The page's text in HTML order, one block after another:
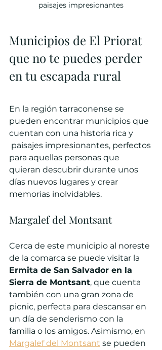
paisajes impresionantes
Municipios de El Priorat
que no te puedes perder
en tu escapada rural
En la región tarraconense se
pueden encontrar municipios que
cuentan con una historia rica y
paisajes impresionantes, perfectos
para aquellas personas que
quieran descubrir durante unos
días nuevos lugares y crear
memorias inolvidables.
Margalef del Montsant
Cerca de este municipio al noreste
de la comarca se puede visitar la
Ermita de San Salvador en la
Sierra de Montsant, que cuenta
también con una gran zona de
picnic, perfecta para descansar en
un día de senderismo con la
familia o los amigos. Asimismo, en
Margalef del Montsant se pueden